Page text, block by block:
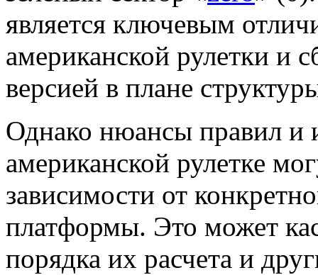
является ключевым
американской рулетки и
версией в плане
Однако нюансы правил и
американской рулетке
зависимости от
платформы. Это может
порядка их расчета и